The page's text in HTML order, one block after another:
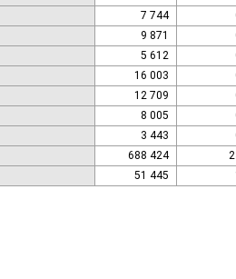
7 744
9 871
5 612
16 003
12 709
8 005
3 443
688 424
51 445